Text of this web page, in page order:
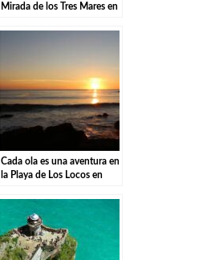
Mirada de los Tres Mares en
Cada ola es una aventura en
la Playa de Los Locos en